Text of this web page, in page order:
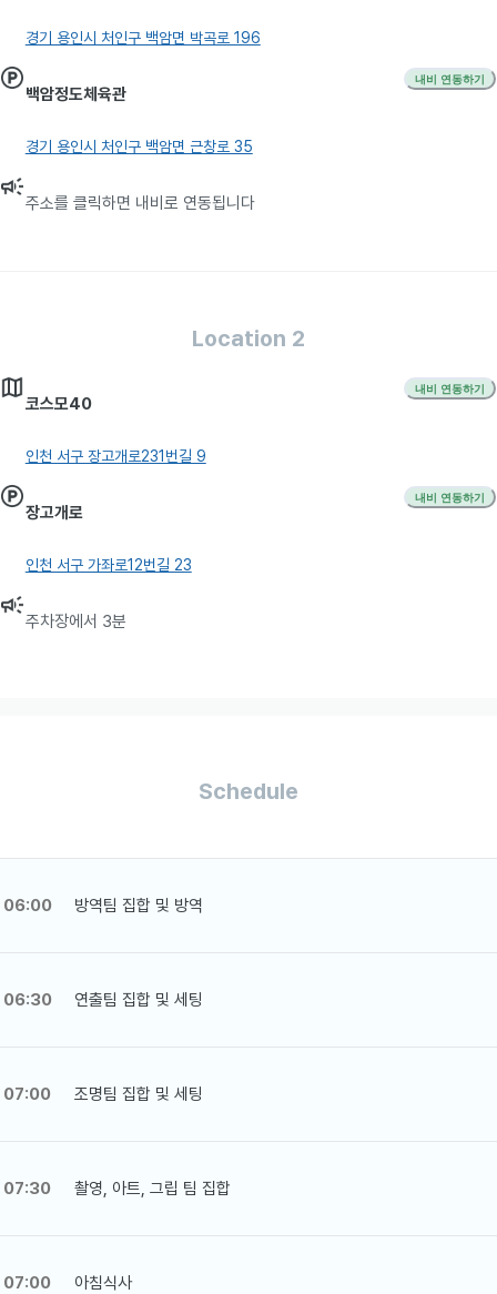
경기 용인시 처인구 백암면 박곡로 196
백암정도체육관
내비 연동하기
경기 용인시 처인구 백암면 근창로 35
주소를 클릭하면 내비로 연동됩니다
Location 2
코스모40
내비 연동하기
인천 서구 장고개로231번길 9
장고개로
내비 연동하기
인천 서구 가좌로12번길 23
주차장에서 3분
Schedule
06:00 방역팀 집합 및 방역
06:30 연출팀 집합 및 세팅
07:00 조명팀 집합 및 세팅
07:30 촬영, 아트, 그립 팀 집합
07:00 아침식사